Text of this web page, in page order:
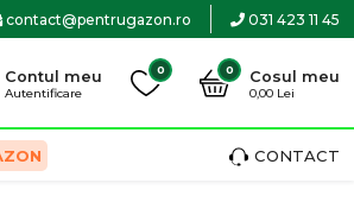
contact@pentrugazon.ro 031 423 11 45
Contul meu
Autentificare
0 0 Cosul meu
0,00 Lei
CONTACT